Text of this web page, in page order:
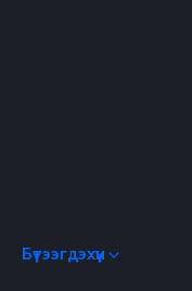
Бүтээгдэхүүн